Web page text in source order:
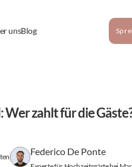
unsBlog
zahlt für die
Federico De Ponte